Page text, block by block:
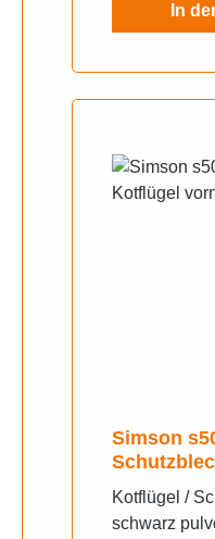
In
Simson
Kotflügel /
schwarz